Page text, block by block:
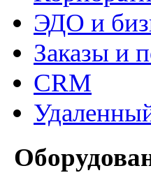
ЭДО и
Заказы и
CRM